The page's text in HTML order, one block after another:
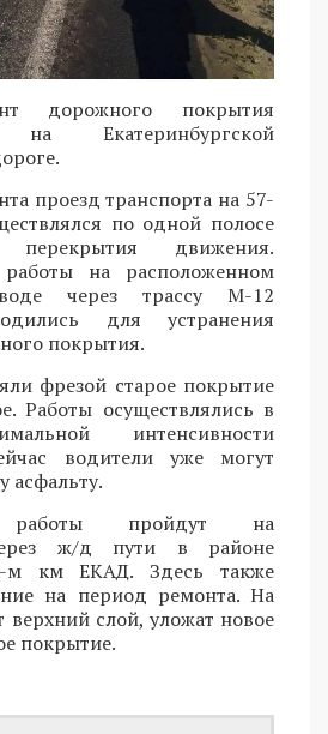
дорожного покрытия
на Екатеринбургской
проезд транспорта на 57-
по одной полосе
движения.
работы на расположенном
через трассу М-12
для устранения
покрытия.
фрезой старое покрытие
Работы осуществлялись в
интенсивности
водители уже могут
асфальту.
работы пройдут на
ж/д пути в районе
м км ЕКАД. Здесь также
на период ремонта. На
верхний слой, уложат новое
покрытие.